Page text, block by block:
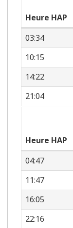
Heure HAP
03:34
10:15
14:22
21:04
Heure HAP
04:47
11:47
16:05
22:16